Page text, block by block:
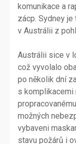
komunikace a
zácp. Sydney
v Austrálii z
Austrálii sice v
což vyvolalo
po několik dní
s komplikacemi
možných
vybaveni
stavu požárů i